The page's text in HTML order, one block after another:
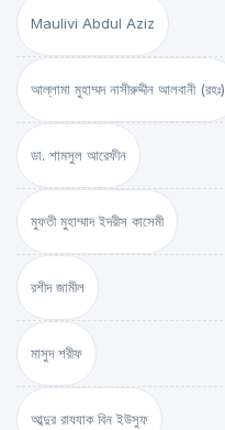
Maulivi Abdul Aziz
আল্লামা মুহাম্মদ নাসীরুদ্দীন আলবানী (রহঃ)
ডা. শামসুল আরেফীন
মুফতী মুহাম্মাদ ইদরীস কাসেমী
রশীদ জামীল
মাসুদ শরীফ
আব্দুর রাযযাক বিন ইউসুফ